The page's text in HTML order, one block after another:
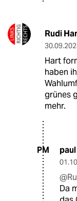
Rudi
Hart
haben
grünes
mehr.
PM
Da